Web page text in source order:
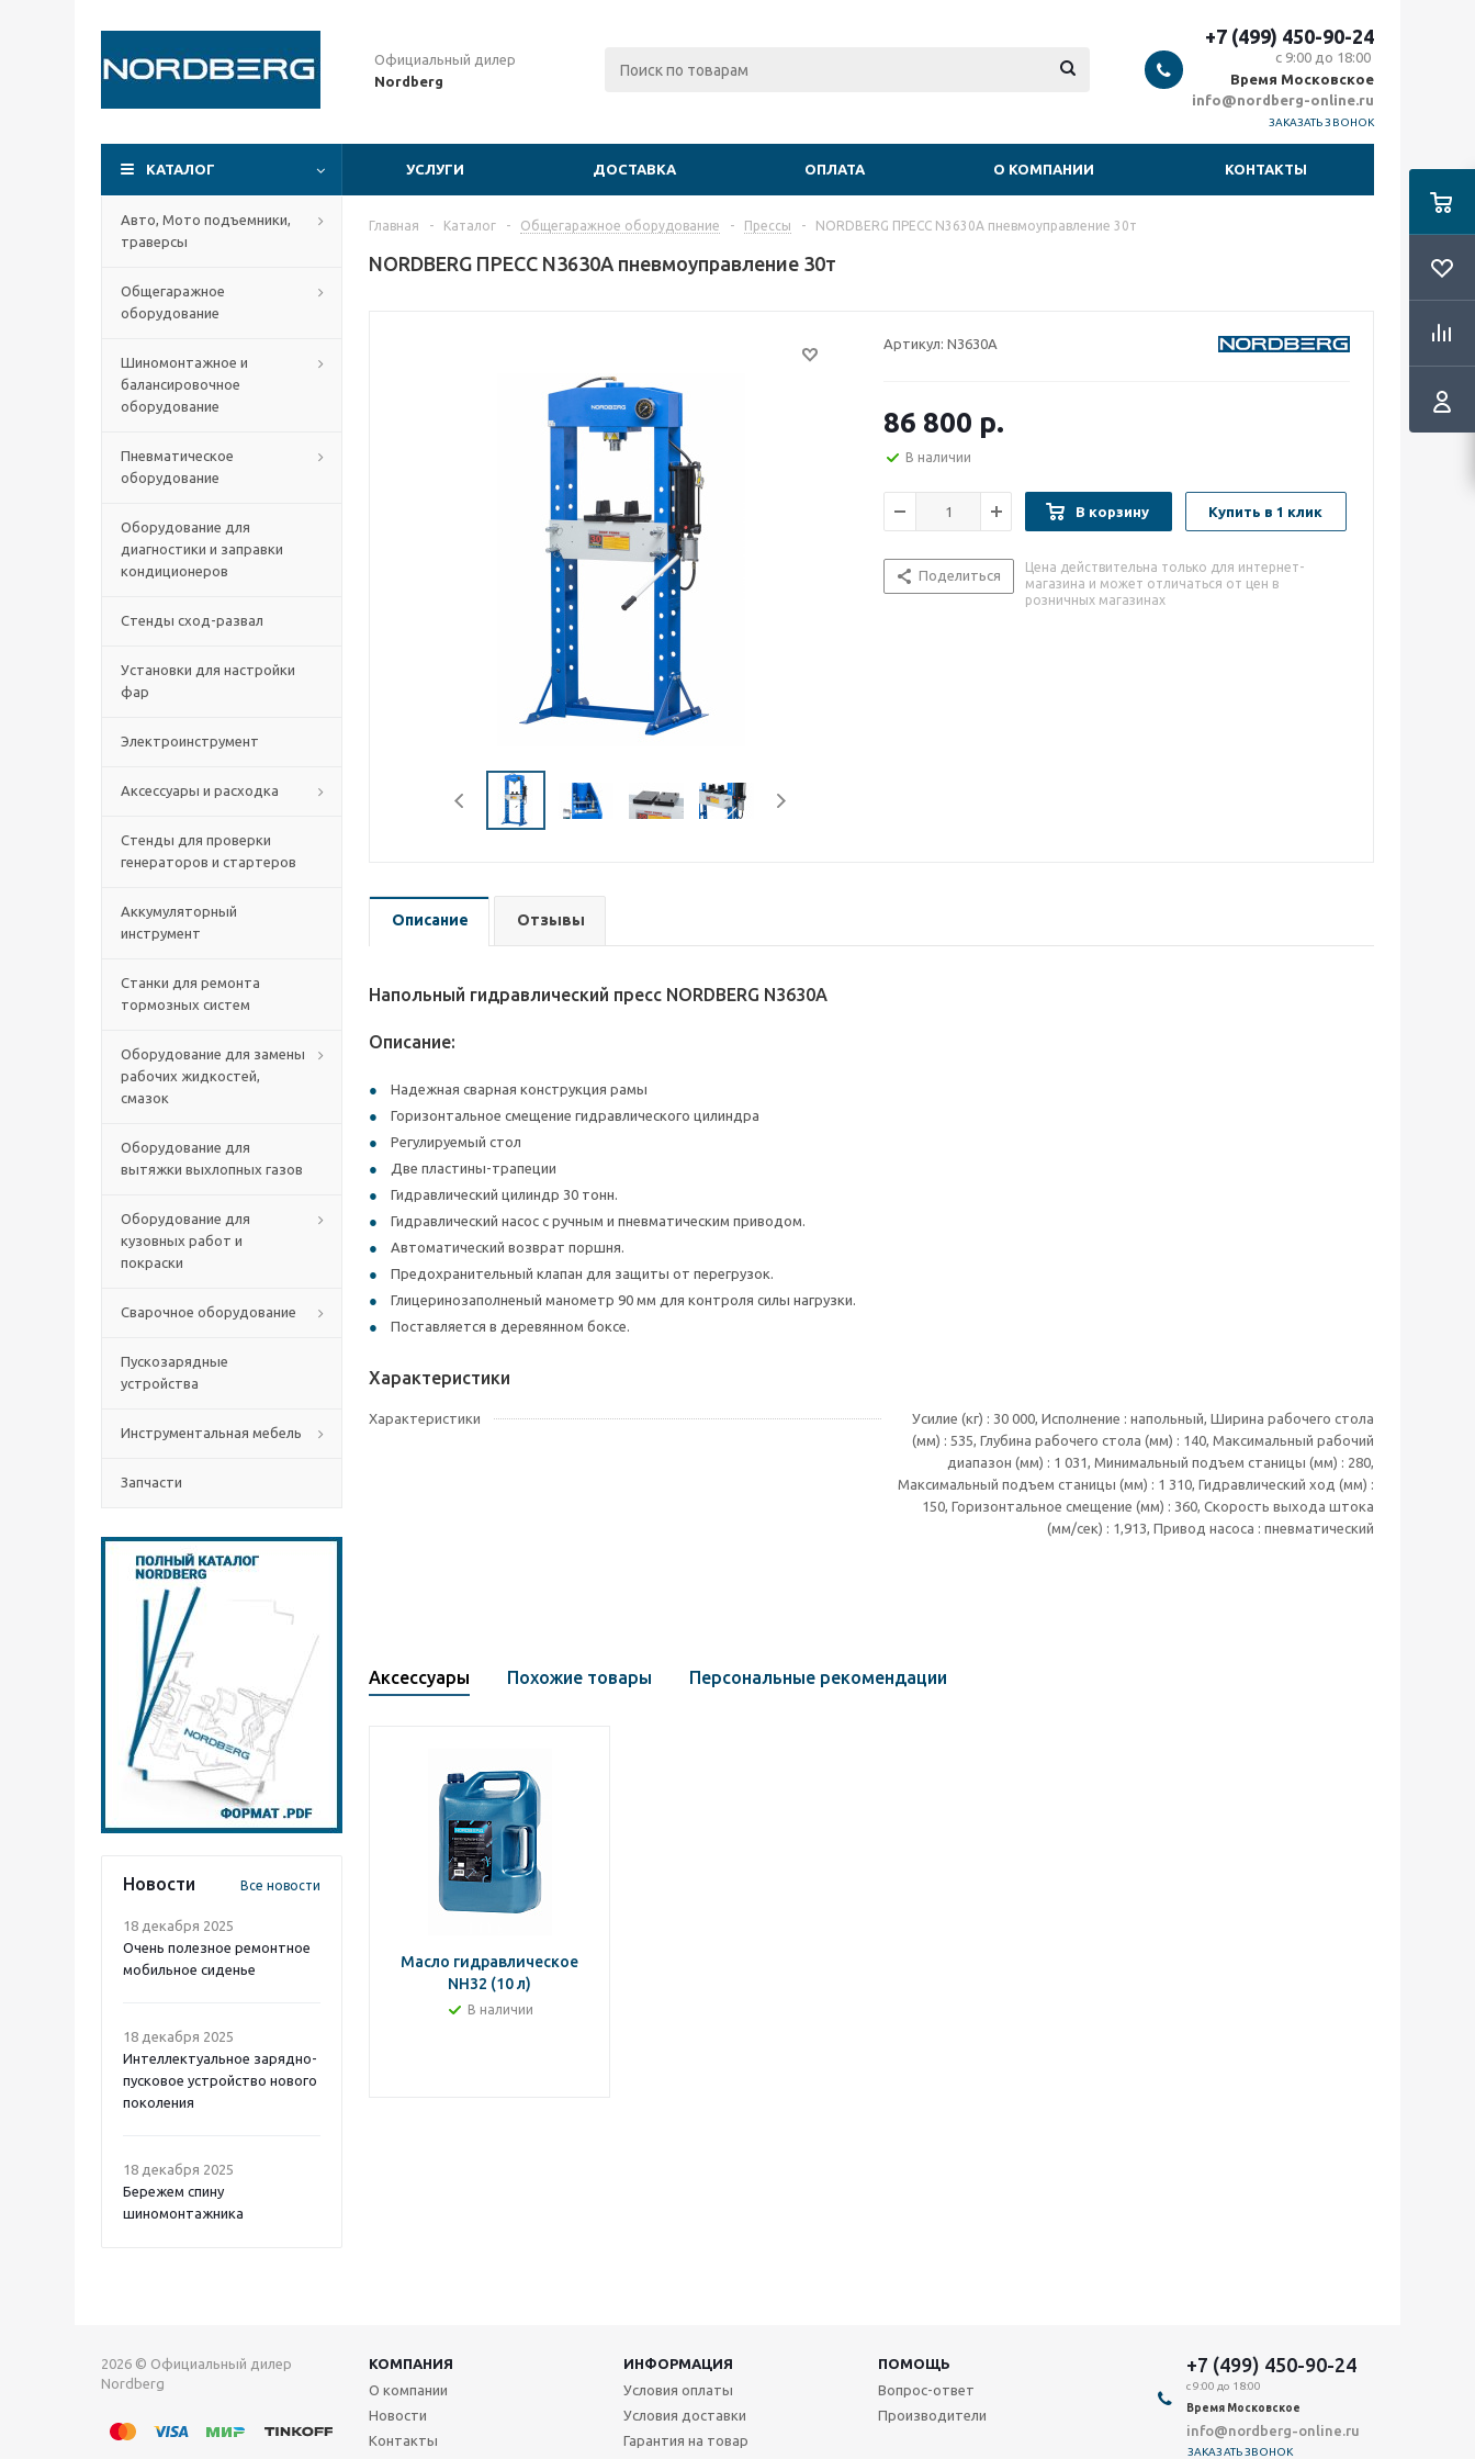
Официальный дилер
Nordberg
+7 (499) 450-90-24
с 9:00 до 18:00
Время Московское
info@nordberg-online.ru
ЗАКАЗАТЬ ЗВОНОК
КАТАЛОГ УСЛУГИ ДОСТАВКА ОПЛАТА О КОМПАНИИ КОНТАКТЫ
Авто, Мото подъемники,
траверсы
Общегаражное
оборудование
Шиномонтажное и
балансировочное
оборудование
Пневматическое
оборудование
Оборудование для
диагностики и заправки
кондиционеров
Стенды сход-развал
Установки для настройки
фар
Электроинструмент
Аксессуары и расходка
Стенды для проверки
генераторов и стартеров
Аккумуляторный
инструмент
Станки для ремонта
тормозных систем
Оборудование для замены
рабочих жидкостей,
смазок
Оборудование для
вытяжки выхлопных газов
Оборудование для
кузовных работ и
покраски
Сварочное оборудование
Пускозарядные
устройства
Инструментальная мебель
Запчасти
Новости Все новости
18 декабря 2025
Очень полезное ремонтное
мобильное сиденье
18 декабря 2025
Интеллектуальное зарядно-
пусковое устройство нового
поколения
18 декабря 2025
Бережем спину
шиномонтажника
Главная - Каталог - Общегаражное оборудование - Прессы - NORDBERG ПРЕСС N3630A пневмоуправление 30т
NORDBERG ПРЕСС N3630A пневмоуправление 30т
Артикул: N3630A
86 800 р.
В наличии
В корзину Купить в 1 клик
Поделиться
Цена действительна только для интернет-
магазина и может отличаться от цен в
розничных магазинах
Описание Отзывы
Напольный гидравлический пресс NORDBERG N3630A
Описание:
Надежная сварная конструкция рамы
Горизонтальное смещение гидравлического цилиндра
Регулируемый стол
Две пластины-трапеции
Гидравлический цилиндр 30 тонн.
Гидравлический насос с ручным и пневматическим приводом.
Автоматический возврат поршня.
Предохранительный клапан для защиты от перегрузок.
Глицеринозаполненый манометр 90 мм для контроля силы нагрузки.
Поставляется в деревянном боксе.
Характеристики
Характеристики
Усилие (кг) : 30 000, Исполнение : напольный, Ширина рабочего стола
(мм) : 535, Глубина рабочего стола (мм) : 140, Максимальный рабочий
диапазон (мм) : 1 031, Минимальный подъем станицы (мм) : 280,
Максимальный подъем станицы (мм) : 1 310, Гидравлический ход (мм) :
150, Горизонтальное смещение (мм) : 360, Скорость выхода штока
(мм/сек) : 1,913, Привод насоса : пневматический
Аксессуары Похожие товары Персональные рекомендации
Масло гидравлическое
NH32 (10 л)
В наличии
2026 © Официальный дилер
Nordberg
КОМПАНИЯ ИНФОРМАЦИЯ
ПОМОЩЬ
О компании
Новости
Контакты
Условия оплаты
Условия доставки
Гарантия на товар
Вопрос-ответ
Производители
+7 (499) 450-90-24
с 9:00 до 18:00
Время Московское
info@nordberg-online.ru
ЗАКАЗАТЬ ЗВОНОК